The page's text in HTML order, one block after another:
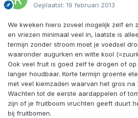
Geplaatst: 19 februari 2013
We kweken hiero zoveel mogelijk zelf en
en vriezen minimaal veel in, laatste is
termijn zonder stroom moet je voedsel
waaronder augurken en witte kool
Ook veel fruit is goed zelf te drogen of
langer houdbaar. Korte termijn groente
met veel kiemzaden waarvan het gros na
Wachten tot de eerste aardappelen of
zijn of je fruitboom vruchten geeft duurt
bij fruitbomen.